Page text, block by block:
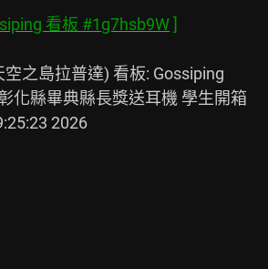
看板 #1g7hsb9W
之島拉普達) 看板: Gossiping
化縣畢典縣長獎送耳機 學生開箱
2026